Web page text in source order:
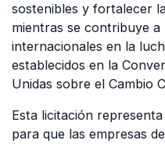
sostenibles y fortalecer
mientras se contribuye a
internacionales en la
establecidos en la
Unidas sobre el Cambio
Esta licitación
para que las empresas